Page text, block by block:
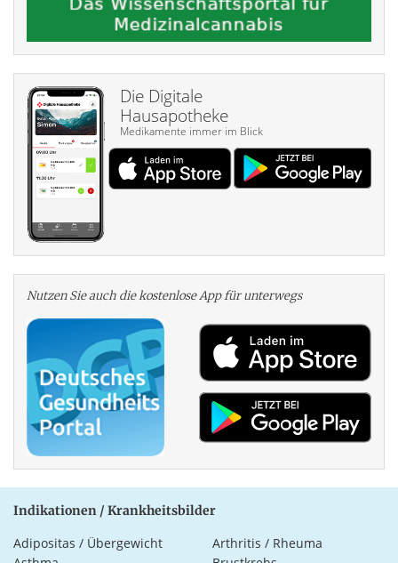
Die Digitale
Hausapotheke
Medikamente immer im Blick
Nutzen Sie auch die kosten­lose App für unterwegs
Indikationen / Krankheitsbilder
Adipositas / Übergewicht
Arthritis / Rheuma